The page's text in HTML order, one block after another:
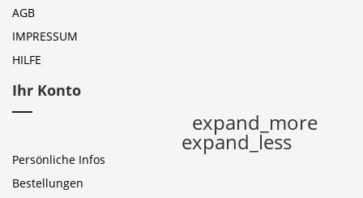
AGB
IMPRESSUM
HILFE
Ihr Konto
expand_more
expand_less
Persönliche Infos
Bestellungen